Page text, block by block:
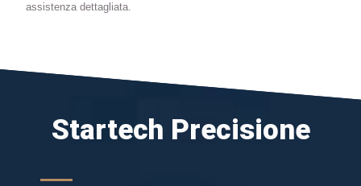
assistenza dettagliata.
Startech Precisione